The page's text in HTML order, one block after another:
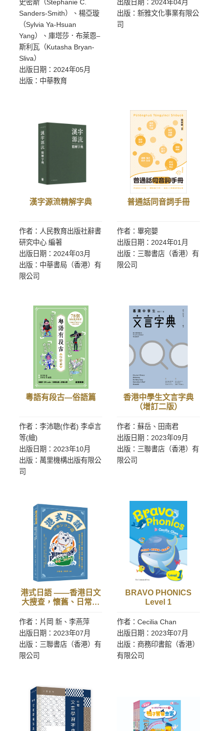
史密斯（Stephanie C.
Sanders-Smith）、楊亞璇
（Sylvia Ya-Hsuan
Yang）、庫塔莎．布萊恩–
斯利瓦（Kutasha Bryan-
Sliva）
出版日期：2024年05月
出版：中華教育
出版日期：2024年04月
出版：新雅文化事業有限公
司
漢字源流精解字典
作者：人民教育出版社辭書
研究中心 編著
出版日期：2024年03月
出版：中華書局（香港）有
限公司
普通話同音詞手冊
作者：畢宛嬰
出版日期：2024年01月
出版：三聯書店（香港）有
限公司
粵語有段古—俗語篇
作者：李沛聰(作者) 李卓言
等(繪)
出版日期：2023年10月
出版：萬里機構出版有限公
司
香港中學生文言字典
（增訂二版）
作者：蘇岳、田南君
出版日期：2023年09月
出版：三聯書店（香港）有
限公司
港式日語 ——香港日文
大搜查，懷舊、日常、
作者：片岡 新、李燕萍
出版日期：2023年07月
出版：三聯書店（香港）有
限公司
BRAVO PHONICS
Level 1
作者：Cecilia Chan
出版日期：2023年07月
出版：商務印書館（香港）
有限公司